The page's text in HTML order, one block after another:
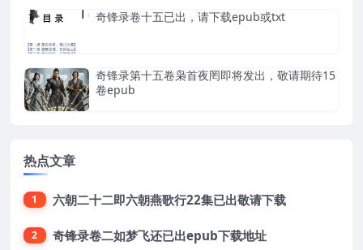
奇锋录卷十五已出，请下载epub或txt
奇锋录第十五卷枭首夜罔即将发出，敬请期待15
卷epub
热点文章
1 六朝二十二即六朝燕歌行22集已出敬请下载
2 奇锋录卷二如梦飞还已出epub下载地址